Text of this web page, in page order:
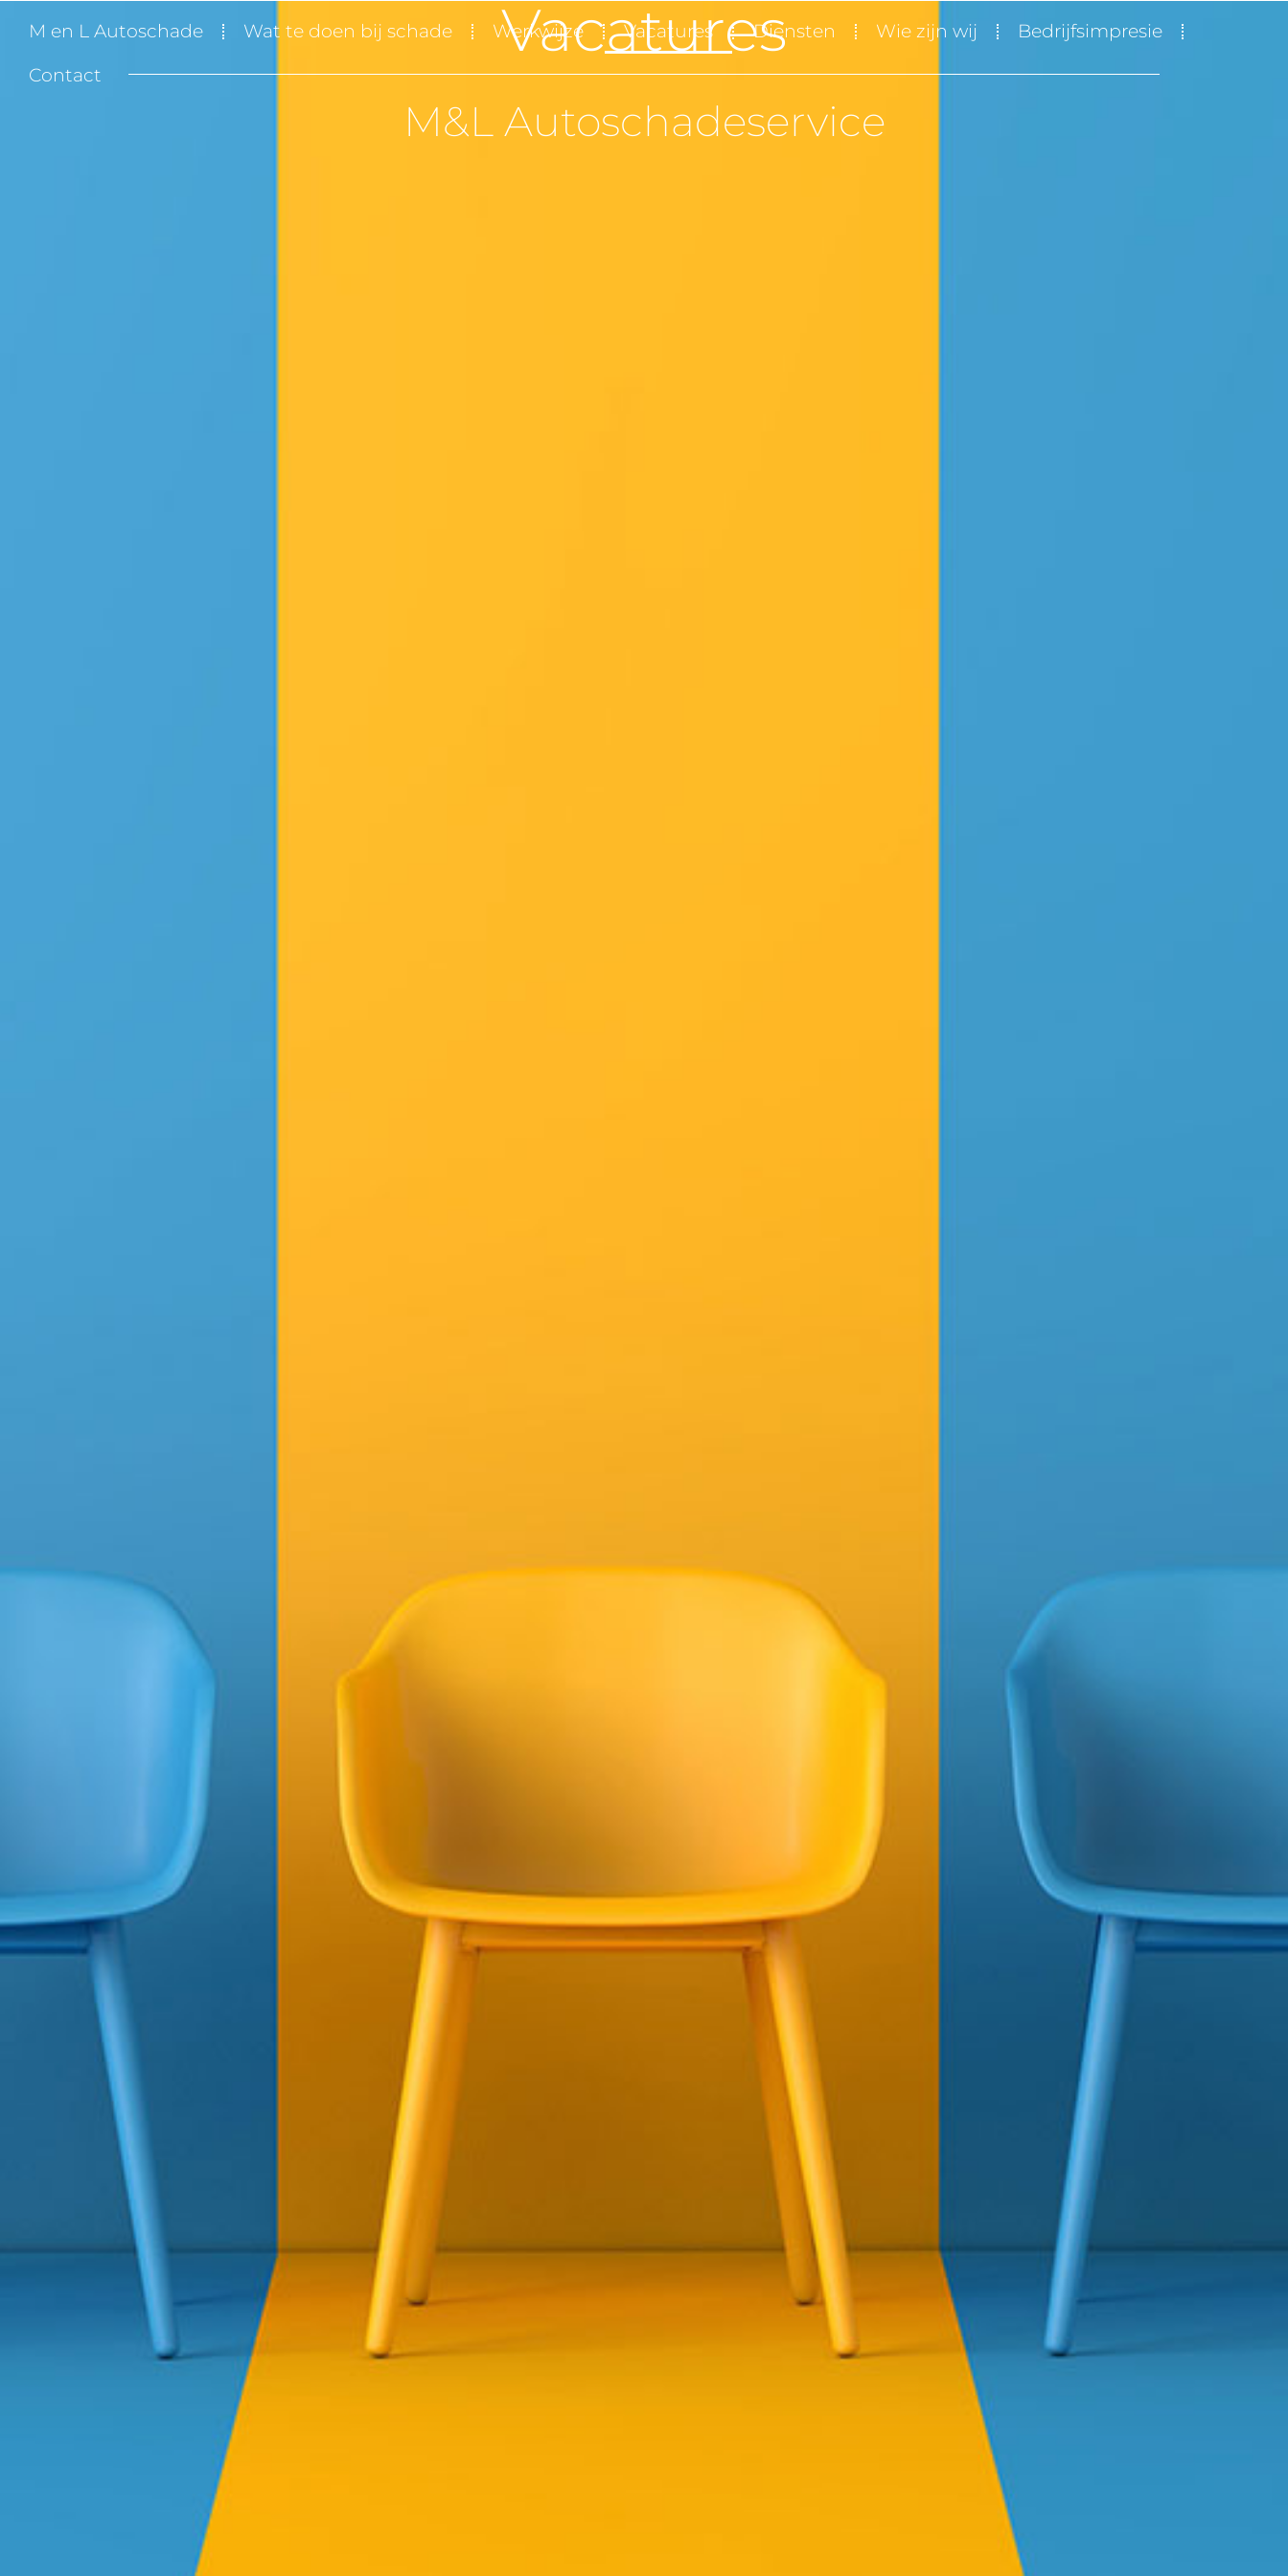
M en L Autoschade Wat te doen bij schade Werkwijze Vacatures Diensten Wie zijn wij
Bedrijfsimpresie
Contact
Vacatures
M&L Autoschadeservice
M&L Autoschadeservice Nunspeet
Marconiweg 36
8071 RA Nunspeet
0341 - 26 14 41
0341 - 26 67 91
contact@menlautoschade.nl
Fotografie by: All In One Fotografie
© COPYRIGHT 2022 MARTIN WEIJMER